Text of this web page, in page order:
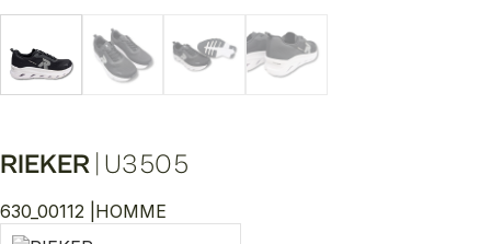
RIEKER U3505
630_00112 | HOMME